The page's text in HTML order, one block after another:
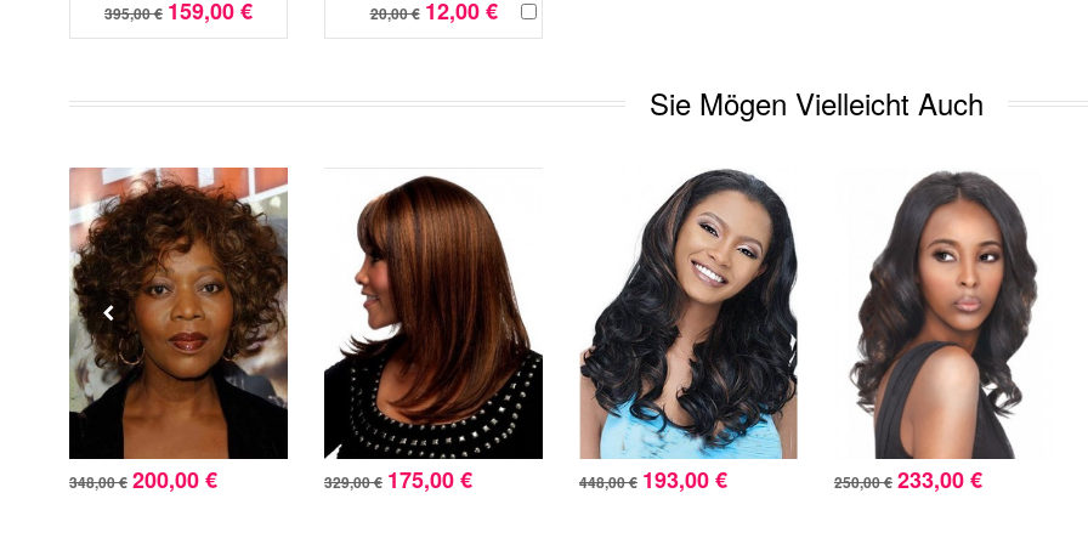
395,00 € 159,00 € 20,00 € 12,00 €
Sie Mögen Vielleicht Auch
348,00 € 200,00 € 329,00 € 175,00 € 448,00 € 193,00 € 250,00 € 233,00 €